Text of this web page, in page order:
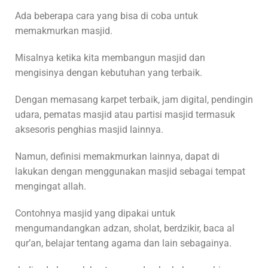
Ada beberapa cara yang bisa di coba untuk
memakmurkan masjid.
Misalnya ketika kita membangun masjid dan
mengisinya dengan kebutuhan yang terbaik.
Dengan memasang karpet terbaik, jam digital, pendingin
udara, pematas masjid atau partisi masjid termasuk
aksesoris penghias masjid lainnya.
Namun, definisi memakmurkan lainnya, dapat di
lakukan dengan menggunakan masjid sebagai tempat
mengingat allah.
Contohnya masjid yang dipakai untuk
mengumandangkan adzan, sholat, berdzikir, baca al
qur’an, belajar tentang agama dan lain sebagainya.